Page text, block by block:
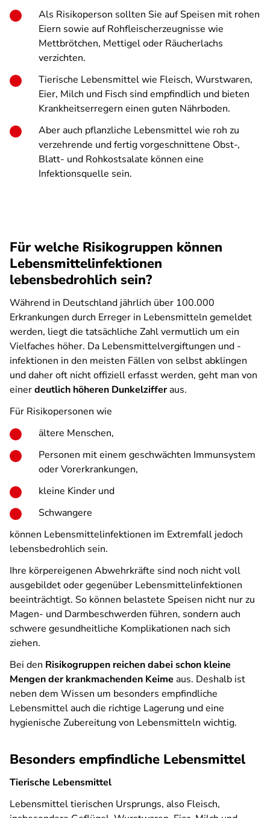
Als Risikoperson sollten Sie auf Speisen mit rohen
Eiern sowie auf Rohfleischerzeugnisse wie
Mettbrötchen, Mettigel oder Räucherlachs
verzichten.
Tierische Lebensmittel wie Fleisch, Wurstwaren,
Eier, Milch und Fisch sind empfindlich und bieten
Krankheitserregern einen guten Nährboden.
Aber auch pflanzliche Lebensmittel wie roh zu
verzehrende und fertig vorgeschnittene Obst-,
Blatt- und Rohkostsalate können eine
Infektionsquelle sein.
Für welche Risikogruppen können
Lebensmittelinfektionen
lebensbedrohlich sein?
Während in Deutschland jährlich über 100.000
Erkrankungen durch Erreger in Lebensmitteln gemeldet
werden, liegt die tatsächliche Zahl vermutlich um ein
Vielfaches höher. Da Lebensmittelvergiftungen und -
infektionen in den meisten Fällen von selbst abklingen
und daher oft nicht offiziell erfasst werden, geht man von
einerdeutlich höheren Dunkelzifferaus.
Für Risikopersonen wie
ältere Menschen,
Personen mit einem geschwächten Immunsystem
oder Vorerkrankungen,
kleine Kinder und
Schwangere
können Lebensmittelinfektionen im Extremfall jedoch
lebensbedrohlich sein.
Ihre körpereigenen Abwehrkräfte sind noch nicht voll
ausgebildet oder gegenüber Lebensmittelinfektionen
beeinträchtigt. So können belastete Speisen nicht nur zu
Magen- und Darmbeschwerden führen, sondern auch
schwere gesundheitliche Komplikationen nach sich
ziehen.
Bei den Risikogruppen reichen dabei schon kleine
Mengen der krankmachenden Keime aus. Deshalb ist
neben dem Wissen um besonders empfindliche
Lebensmittel auch die richtige Lagerung und eine
hygienische Zubereitung von Lebensmitteln wichtig.
Besonders empfindliche Lebensmittel
Tierische Lebensmittel
Lebensmittel tierischen Ursprungs, also Fleisch,